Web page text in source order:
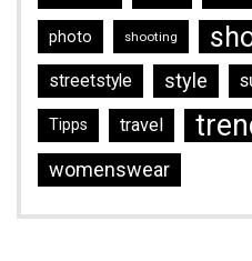
photo shooting
streetstyle style
Tipps travel
womenswear